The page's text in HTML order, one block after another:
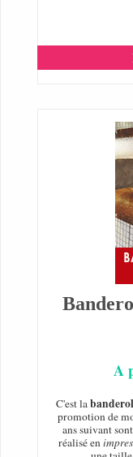
A
C'est la
promotion de
ans suivant
réalisé en